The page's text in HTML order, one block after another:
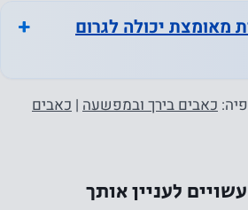
מאומצת יכולה לגרום
כאבים בירך ובמפשעה | כאבים
לעניין אותך
על ידי
וההתנהגות
מבקר